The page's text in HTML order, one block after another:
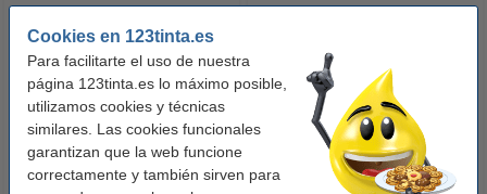
Cookies en 123tinta.es
Para facilitarte el uso de nuestra
página 123tinta.es lo máximo posible,
utilizamos cookies y técnicas
similares. Las cookies funcionales
garantizan que la web funcione
correctamente y también sirven para
Premium Glossy brillo alto | 10 x
15 cm | 260g | 100 hojas
10,50 €
unidades
14,50 € Incl. 21% IVA